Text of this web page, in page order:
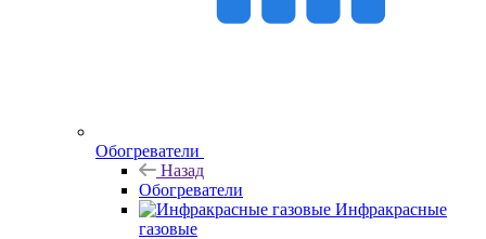
Обогреватели
Назад
Обогреватели
Инфракрасные
газовые